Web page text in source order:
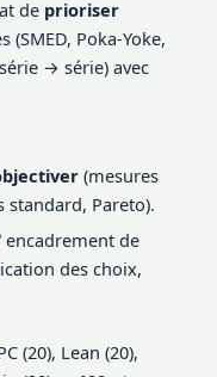
de prioriser
Poka-Yoke,
→ série) avec
(mesures
Pareto).
de
des choix,
(20), Lean (20),